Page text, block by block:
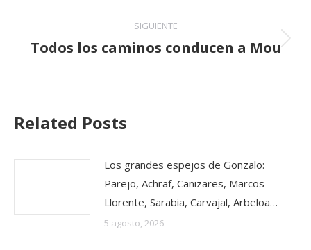
SIGUIENTE
Publicación
Todos los caminos conducen a Mou
Related Posts
Los grandes espejos de Gonzalo:
Parejo, Achraf, Cañizares, Marcos
Llorente, Sarabia, Carvajal, Arbeloa…
5 agosto, 2026